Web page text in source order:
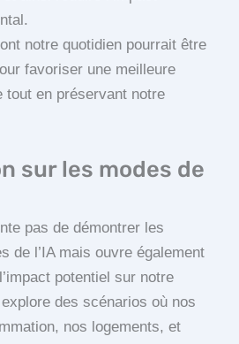
notre quotidien pourrait être
favoriser une meilleure
tout en préservant notre
sur les modes de
pas de démontrer les
de l’IA mais ouvre également
potentiel sur notre
des scénarios où nos
nos logements, et